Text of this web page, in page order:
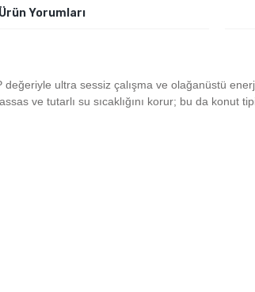
Ürün Yorumları
ultra sessiz çalışma ve olağanüstü
ve tutarlı su sıcaklığını korur; bu da konut